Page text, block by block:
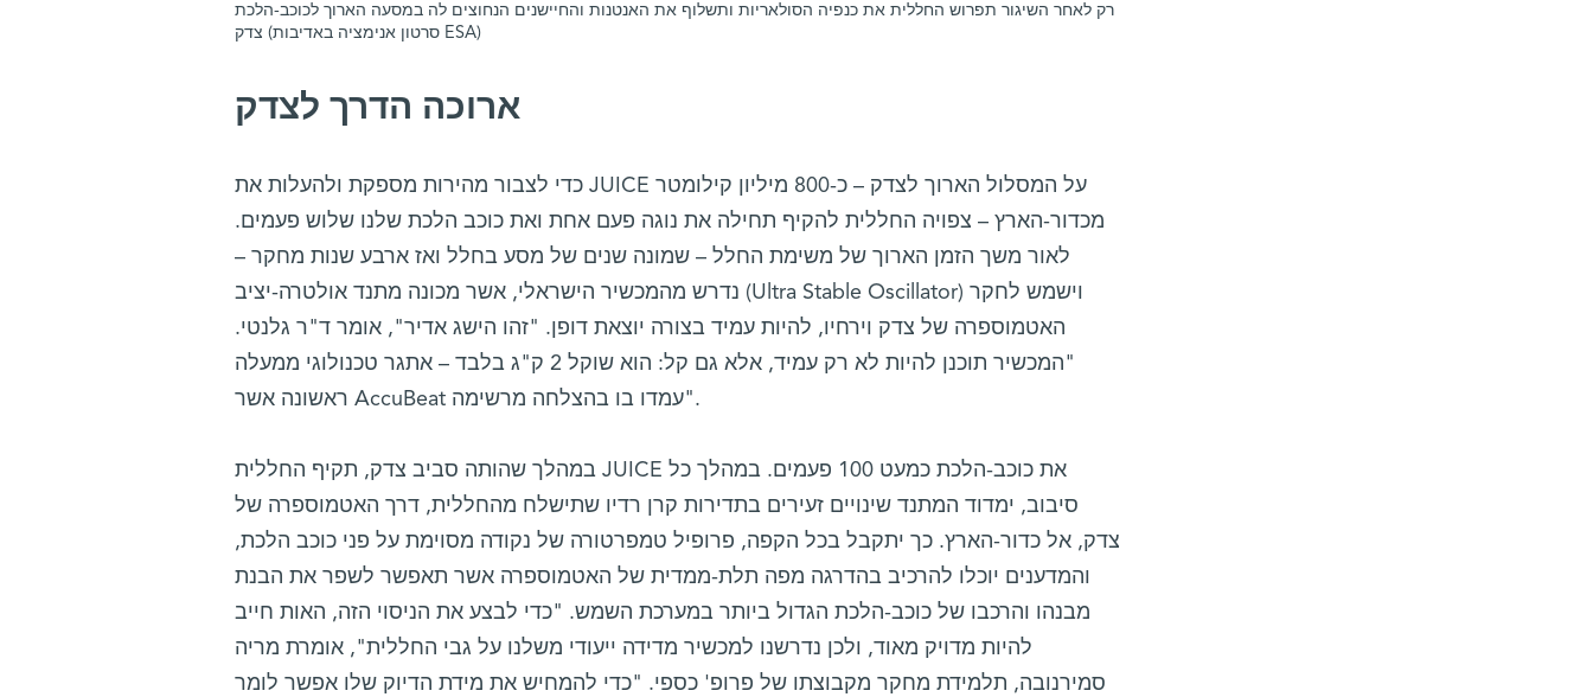
רק לאחר השיגור תפרוש החללית את כנפיה הסולאריות ותשלוף את האנטנות והחיישנים הנחוצים לה במסעה הארוך לכוכב-הלכת
צדק (סרטון אנימציה באדיבות ESA)
ארוכה הדרך לצדק
כדי לצבור מהירות מספקת ולהעלות את JUICE על המסלול הארוך לצדק – כ-800 מיליון קילומטר
מכדור-הארץ – צפויה החללית להקיף תחילה את נוגה פעם אחת ואת כוכב הלכת שלנו שלוש פעמים.
לאור משך הזמן הארוך של משימת החלל – שמונה שנים של מסע בחלל ואז ארבע שנות מחקר –
נדרש מהמכשיר הישראלי, אשר מכונה מתנד אולטרה-יציב (Ultra Stable Oscillator) וישמש לחקר
האטמוספרה של צדק וירחיו, להיות עמיד בצורה יוצאת דופן. "זהו הישג אדיר", אומר ד"ר גלנטי.
"המכשיר תוכנן להיות לא רק עמיד, אלא גם קל: הוא שוקל 2 ק"ג בלבד – אתגר טכנולוגי ממעלה
ראשונה אשר AccuBeat עמדו בו בהצלחה מרשימה".
במהלך שהותה סביב צדק, תקיף החללית JUICE את כוכב-הלכת כמעט 100 פעמים. במהלך כל
סיבוב, ימדוד המתנד שינויים זעירים בתדירות קרן רדיו שתישלח מהחללית, דרך האטמוספרה של
צדק, אל כדור-הארץ. כך יתקבל בכל הקפה, פרופיל טמפרטורה של נקודה מסוימת על פני כוכב הלכת,
והמדענים יוכלו להרכיב בהדרגה מפה תלת-ממדית של האטמוספרה אשר תאפשר לשפר את הבנת
מבנהו והרכבו של כוכב-הלכת הגדול ביותר במערכת השמש. "כדי לבצע את הניסוי הזה, האות חייב
להיות מדויק מאוד, ולכן נדרשנו למכשיר מדידה ייעודי משלנו על גבי החללית", אומרת מריה
סמירנובה, תלמידת מחקר מקבוצתו של פרופ' כספי. "כדי להמחיש את מידת הדיוק שלו אפשר לומר